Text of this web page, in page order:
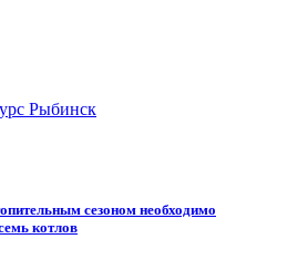
Рыбинск
сезоном необходимо
котлов